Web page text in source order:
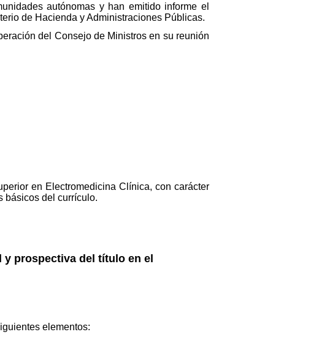
autónomas y han emitido informe el
de Hacienda y Administraciones Públicas.
del Consejo de Ministros en su reunión
en Electromedicina Clínica, con carácter
básicos del currículo.
prospectiva del título en el
elementos: